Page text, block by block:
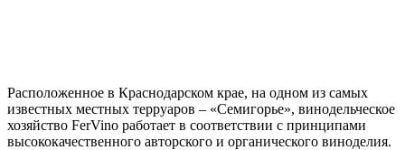
Расположенное в Краснодарском крае, на одном из самых
известных местных терруаров – «Семигорье», винодельческое
хозяйство FerVino работает в соответствии с принципами
высококачественного авторского и органического виноделия.